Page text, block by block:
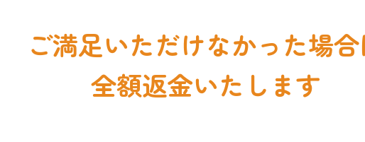
ご満足いただけなかった場
全額返金いたします